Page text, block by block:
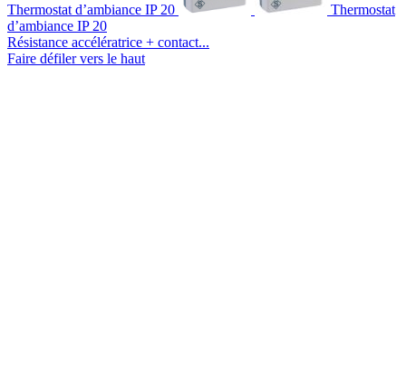
Thermostat d’ambiance IP 20
Thermostat
d’ambiance IP 20
Résistance accélératrice + contact...
Faire défiler vers le haut